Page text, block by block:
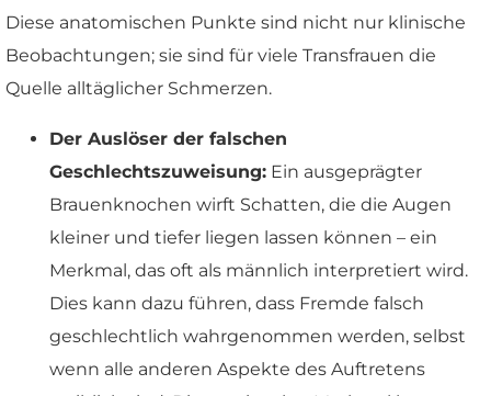
Diese anatomischen Punkte sind nicht nur klinische
Beobachtungen; sie sind für viele Transfrauen die
Quelle alltäglicher Schmerzen.
Der Auslöser der falschen
Geschlechtszuweisung: Ein ausgeprägter
Brauenknochen wirft Schatten, die die Augen
kleiner und tiefer liegen lassen können – ein
Merkmal, das oft als männlich interpretiert wird.
Dies kann dazu führen, dass Fremde falsch
geschlechtlich wahrgenommen werden, selbst
wenn alle anderen Aspekte des Auftretens